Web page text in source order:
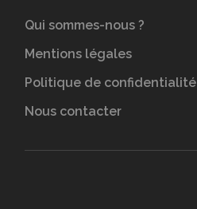
Qui sommes-nous ?
Mentions légales
Politique de confidentialité
Nous contacter